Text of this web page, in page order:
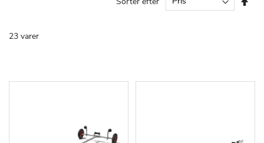
23 varer